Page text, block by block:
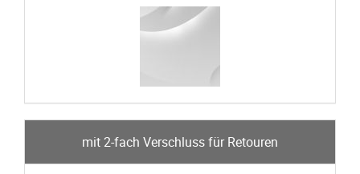
mit 2-fach Verschluss für Retouren